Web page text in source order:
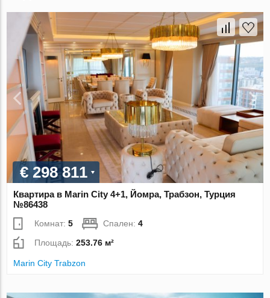
€ 298 811
Квартира в Marin City 4+1, Йомра, Трабзон, Турция
№86438
Комнат:5 Спален:4
Площадь:253.76 м²
Marin City Trabzon